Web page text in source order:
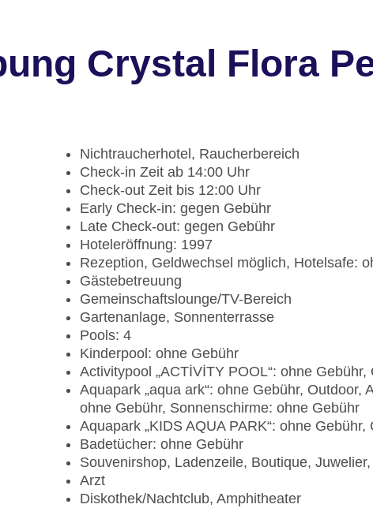
Crystal Flora
Nichtraucherhotel, Raucherbereich
Check-in Zeit ab 14:00 Uhr
Check-out Zeit bis 12:00 Uhr
Early Check-in: gegen Gebühr
Late Check-out: gegen Gebühr
Hoteleröffnung: 1997
Rezeption, Geldwechsel möglich, Hotelsafe:
Gästebetreuung
Gemeinschaftslounge/TV-Bereich
Gartenanlage, Sonnenterrasse
Pools: 4
Kinderpool: ohne Gebühr
Activitypool „ACTİVİTY POOL“: ohne Gebühr,
Aquapark „aqua ark“: ohne Gebühr,
ohne Gebühr, Sonnenschirme: ohne Gebühr
Aquapark „KIDS AQUA PARK“: ohne
Badetücher: ohne Gebühr
Souvenirshop, Ladenzeile, Boutique,
Arzt
Diskothek/Nachtclub, Amphitheater